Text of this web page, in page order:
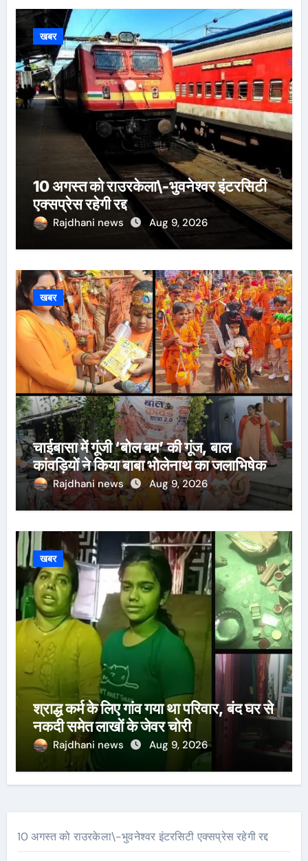
खबर
10 अगस्त को राउरकेला\-भुवनेश्वर इंटरसिटी
एक्सप्रेस रहेगी रद्द
Rajdhani news Aug 9, 2026
खबर
चाईबासा में गूंजी ‘बोल बम’ की गूंज, बाल
कांवड़ियों ने किया बाबा भोलेनाथ का जलाभिषेक
Rajdhani news Aug 9, 2026
खबर
श्राद्ध कर्म के लिए गांव गया था परिवार, बंद घर से
नकदी समेत लाखों के जेवर चोरी
Rajdhani news Aug 9, 2026
10 अगस्त को राउरकेला\-भुवनेश्वर इंटरसिटी एक्सप्रेस रहेगी रद्द